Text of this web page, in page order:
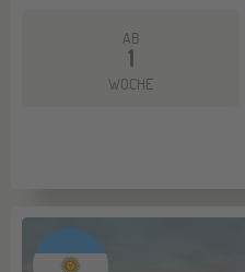
AB
1
WOCHE